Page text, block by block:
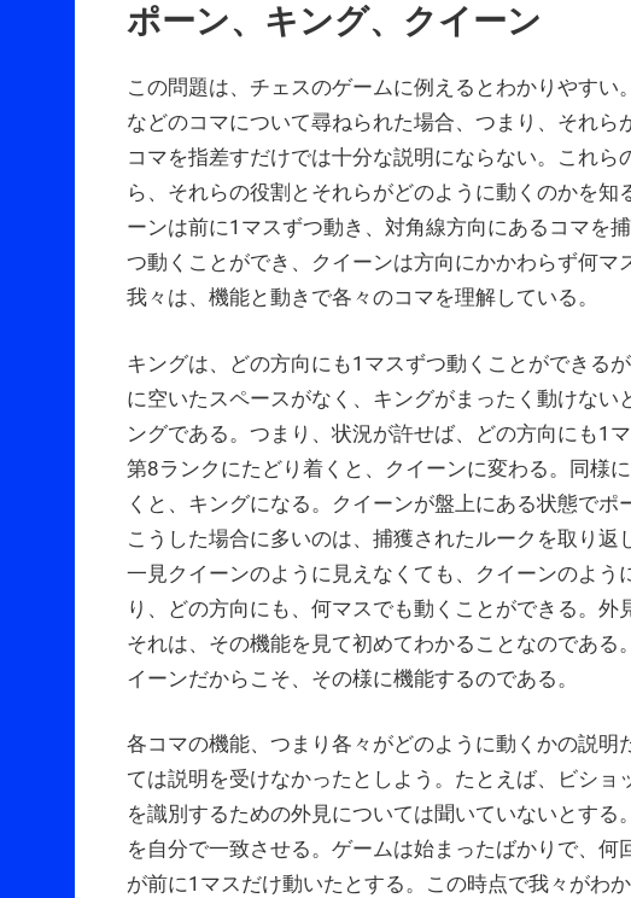
ポーン、キング、クイーン
この問題は、チェスのゲームに例えるとわかりやす
などのコマについて尋ねられた場合、つまり、それ
コマを指差すだけでは十分な説明にならない。これ
ら、それらの役割とそれらがどのように動くのかを
ーンは前に1マスずつ動き、対角線方向にあるコマを
つ動くことができ、クイーンは方向にかかわらず何マ
我々は、機能と動きで各々のコマを理解している。
キングは、どの方向にも1マスずつ動くことができる
に空いたスペースがなく、キングがまったく動けな
ングである。つまり、状況が許せば、どの方向にも1
第8ランクにたどり着くと、クイーンに変わる。同様
くと、キングになる。クイーンが盤上にある状態でポ
こうした場合に多いのは、捕獲されたルークを取り返
一見クイーンのように見えなくても、クイーンのよ
り、どの方向にも、何マスでも動くことができる。外
それは、その機能を見て初めてわかることなのであ
イーンだからこそ、その様に機能するのである。
各コマの機能、つまり各々がどのように動くかの説
ては説明を受けなかったとしよう。たとえば、ビシ
を識別するための外見については聞いていないとす
を自分で一致させる。ゲームは始まったばかりで、何
が前に1マスだけ動いたとする。この時点で我々がわ